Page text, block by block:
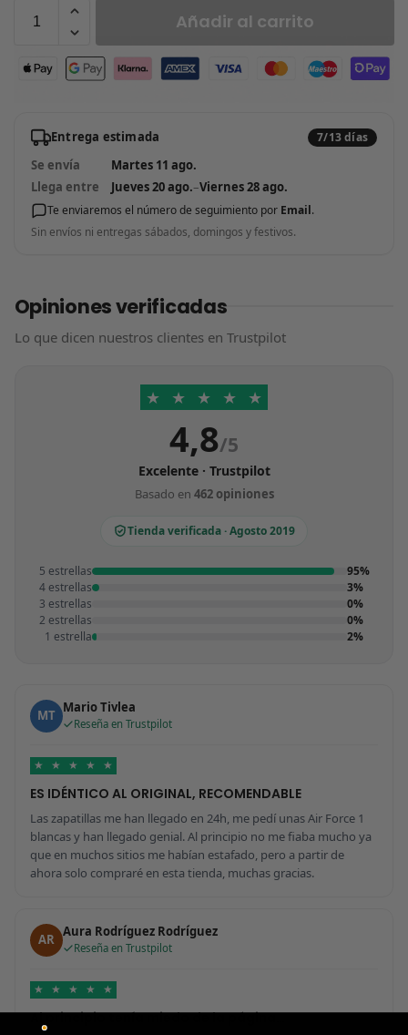
Añadir al carrito
Entrega estimada 7/13 días
Se envía
Martes 11 ago.
Llega entre
Jueves 20 ago.–Viernes 28 ago.
Te enviaremos el número de seguimiento por Email.
Sin envíos ni entregas sábados, domingos y festivos.
Opiniones verificadas
Lo que dicen nuestros clientes en Trustpilot
★ ★ ★ ★ ★
4,8/5
Excelente · Trustpilot
Basado en 462 opiniones
Tienda verificada · Agosto 2019
5 estrellas
95%
4 estrellas
3%
3 estrellas
0%
2 estrellas
0%
1 estrella
2%
MT Mario Tivlea
Reseña en Trustpilot
★ ★ ★ ★ ★
ES IDÉNTICO AL ORIGINAL, RECOMENDABLE
Las zapatillas me han llegado en 24h, me pedí unas Air Force 1
blancas y han llegado genial. Al principio no me fiaba mucho ya
que en muchos sitios me habían estafado, pero a partir de
ahora solo compraré en esta tienda, muchas gracias.
AR Aura Rodríguez Rodríguez
Reseña en Trustpilot
★ ★ ★ ★ ★
Al principio tenía miedo de la página…